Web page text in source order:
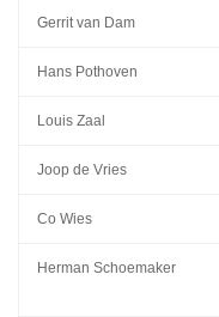
Gerrit van Dam
Hans Pothoven
Louis Zaal
Joop de Vries
Co Wies
Herman Schoemaker